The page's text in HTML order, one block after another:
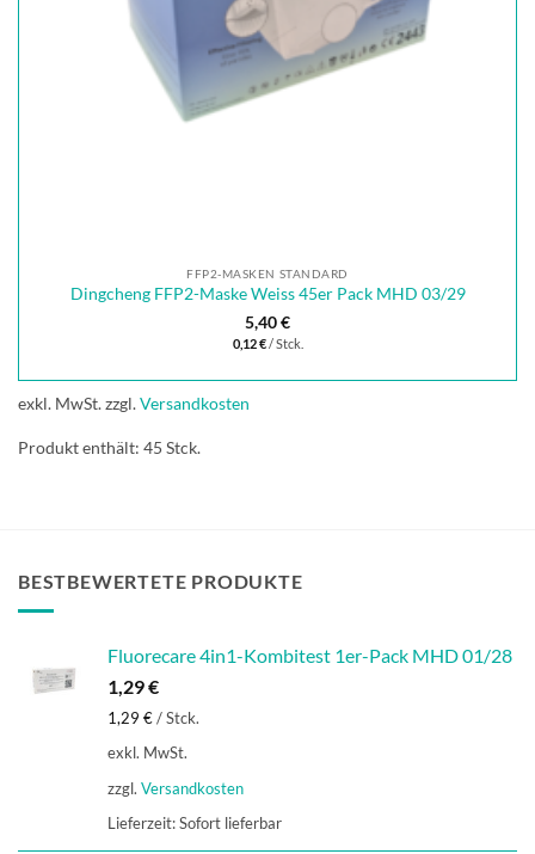
FFP2-MASKEN STANDARD
Dingcheng FFP2-Maske Weiss 45er Pack MHD 03/29
5,40€
0,12€/Stck.
exkl. MwSt.zzgl.Versandkosten
Produkt enthält: 45 Stck.
BESTBEWERTETE PRODUKTE
Fluorecare 4in1-Kombitest 1er-Pack MHD 01/28
1,29€
1,29 €/Stck.
exkl. MwSt.
zzgl. Versandkosten
Lieferzeit:Sofort lieferbar